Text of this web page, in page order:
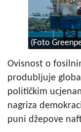
(Foto
Ovisnost o
produbljuje
političkim
nagriza
puni džepove